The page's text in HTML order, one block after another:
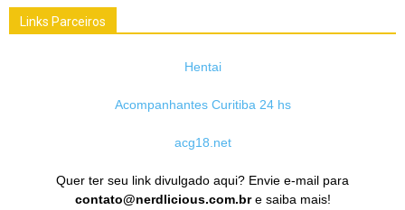
Links Parceiros
Hentai
Acompanhantes Curitiba 24 hs
acg18.net
Quer ter seu link divulgado aqui? Envie e-mail para
contato@nerdlicious.com.bre saiba mais!